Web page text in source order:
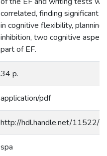
correlated, finding significant
in cognitive flexibility, planning
inhibition, two cognitive
part of EF.
34 p.
application/pdf
http://hdl.handle.net/11522/
spa